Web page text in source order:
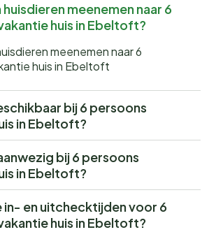
huisdieren meenemen naar 6
huis in Ebeltoft?
meenemen naar 6
huis in Ebeltoft
bij 6 persoons
in Ebeltoft?
bij 6 persoons
in Ebeltoft?
in- en uitchecktijden voor 6
huis in Ebeltoft?